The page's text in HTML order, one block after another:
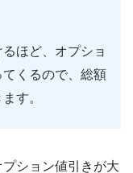
ほど、オプショ
くるので、総額
す。
ション値引きが大